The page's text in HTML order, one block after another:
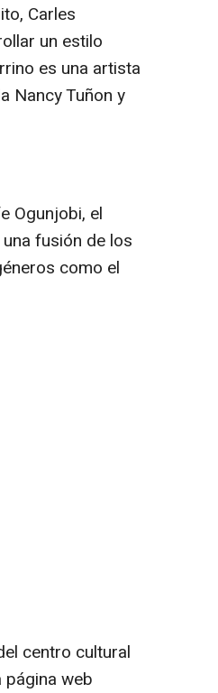
Carles
un estilo
es una artista
Nancy Tuñon y
Ogunjobi, el
fusión de los
como el
centro cultural
página web